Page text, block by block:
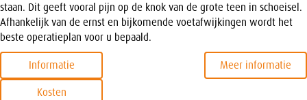
staan. Dit geeft vooral pijn op de knok van de grote teen in schoeisel.
Afhankelijk van de ernst en bijkomende voetafwijkingen wordt het
beste operatieplan voor u bepaald.
Informatie
Meer informatie
Kosten